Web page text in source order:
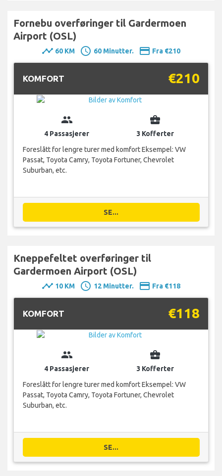
Fornebu overføringer til Gardermoen
Airport (OSL)
timeline 60 KM schedule 60 Minutter. payment Fra €210
KOMFORT €210
group
4 Passasjerer
business_center
3 Kofferter
Foreslått for lengre turer med komfort Eksempel: VW
Passat, Toyota Camry, Toyota Fortuner, Chevrolet
Suburban, etc.
SE...
Kneppefeltet overføringer til
Gardermoen Airport (OSL)
timeline 10 KM schedule 12 Minutter. payment Fra €118
KOMFORT €118
group
4 Passasjerer
business_center
3 Kofferter
Foreslått for lengre turer med komfort Eksempel: VW
Passat, Toyota Camry, Toyota Fortuner, Chevrolet
Suburban, etc.
SE...